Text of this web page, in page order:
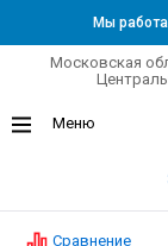
Мы
Московская
Сравнение